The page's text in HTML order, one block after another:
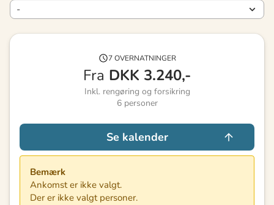
7 OVERNATNINGER
Fra DKK 3.240,-
Inkl. rengøring og forsikring
6 personer
Se kalender
Bemærk
Ankomst er ikke valgt.
Der er ikke valgt personer.